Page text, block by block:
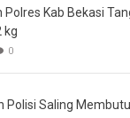
Polres Kab Bekasi
kg
0
Polisi Saling